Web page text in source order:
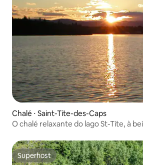
Chalé ⋅ Saint-Tite-des-Caps
O chalé relaxante do lago St-Tite, à
Superhost
Superhost